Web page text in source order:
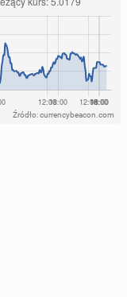
Źródło: currencybeacon.com